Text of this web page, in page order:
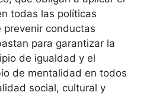
todas las políticas
conductas
para garantizar la
de igualdad y el
de mentalidad en todos
social, cultural y